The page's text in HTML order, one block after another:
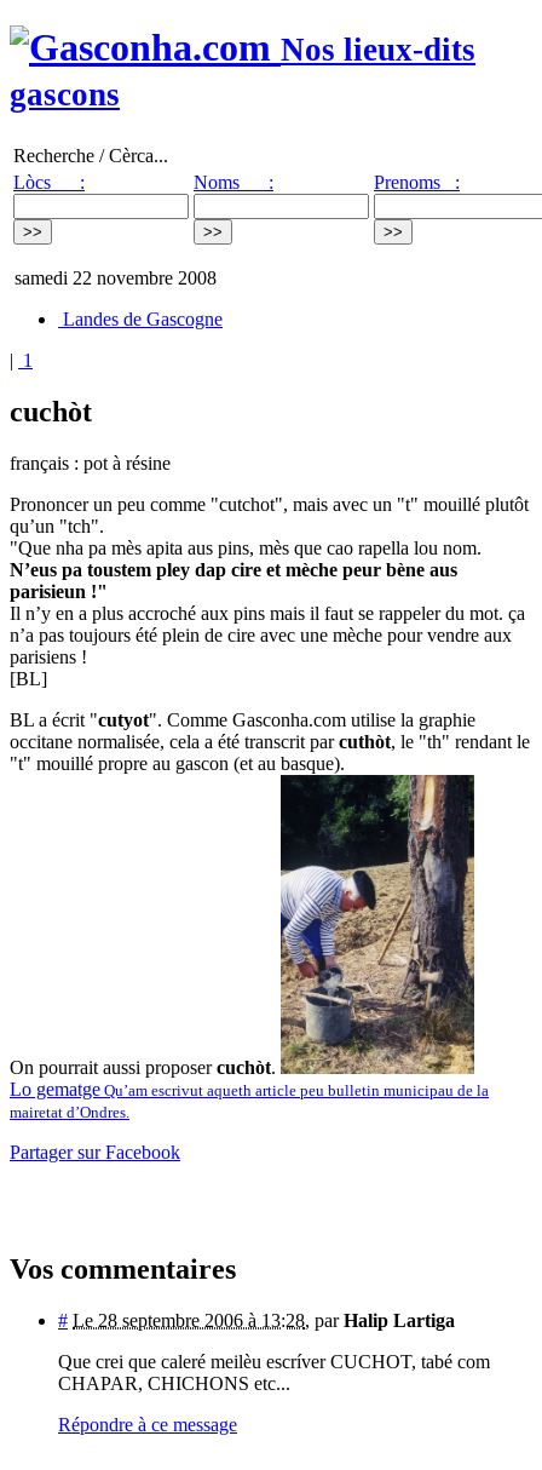
Nos lieux-dits
gascons
Recherche / Cèrca...
Lòcs :
Noms : Prenoms :
samedi 22 novembre 2008
Landes de Gascogne
| 1
cuchòt
français : pot à résine
Prononcer un peu comme "cutchot", mais avec un "t" mouillé plutôt
qu’un "tch".
"Que nha pa mès apita aus pins, mès que cao rapella lou nom.
N’eus pa toustem pley dap cire et mèche peur bène aus
parisieun !"
Il n’y en a plus accroché aux pins mais il faut se rappeler du mot. ça
n’a pas toujours été plein de cire avec une mèche pour vendre aux
parisiens !
[BL]
BL a écrit "cutyot". Comme Gasconha.com utilise la graphie
occitane normalisée, cela a été transcrit parcuthòt, le "th" rendant le
"t" mouillé propre au gascon (et au basque).
On pourrait aussi proposercuchòt.
Lo gematge Qu’am escrivut aqueth article peu bulletin municipau de la
mairetat d’Ondres.
Partager sur Facebook
Vos commentaires
# Le 28 septembre 2006 à 13:28, parHalip Lartiga
Que crei que caleré meilèu escríver CUCHOT, tabé com
CHAPAR, CHICHONS etc...
Répondre à ce message